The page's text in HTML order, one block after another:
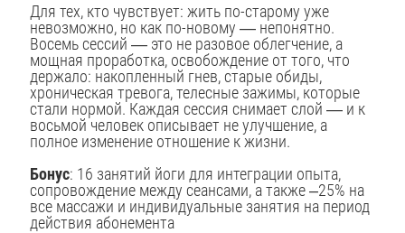
Для тех, кто чувствует: жить по-старому уже
невозможно, но как по-новому — непонятно.
Восемь сессий — это не разовое облегчение, а
мощная проработка, освобождение от того, что
держало: накопленный гнев, старые обиды,
хроническая тревога, телесные зажимы, которые
стали нормой. Каждая сессия снимает слой — и к
восьмой человек описывает не улучшение, а
полное изменение отношение к жизни.
Бонус: 16 занятий йоги для интеграции опыта,
сопровождение между сеансами, а также –25% на
все массажи и индивидуальные занятия на период
действия абонемента